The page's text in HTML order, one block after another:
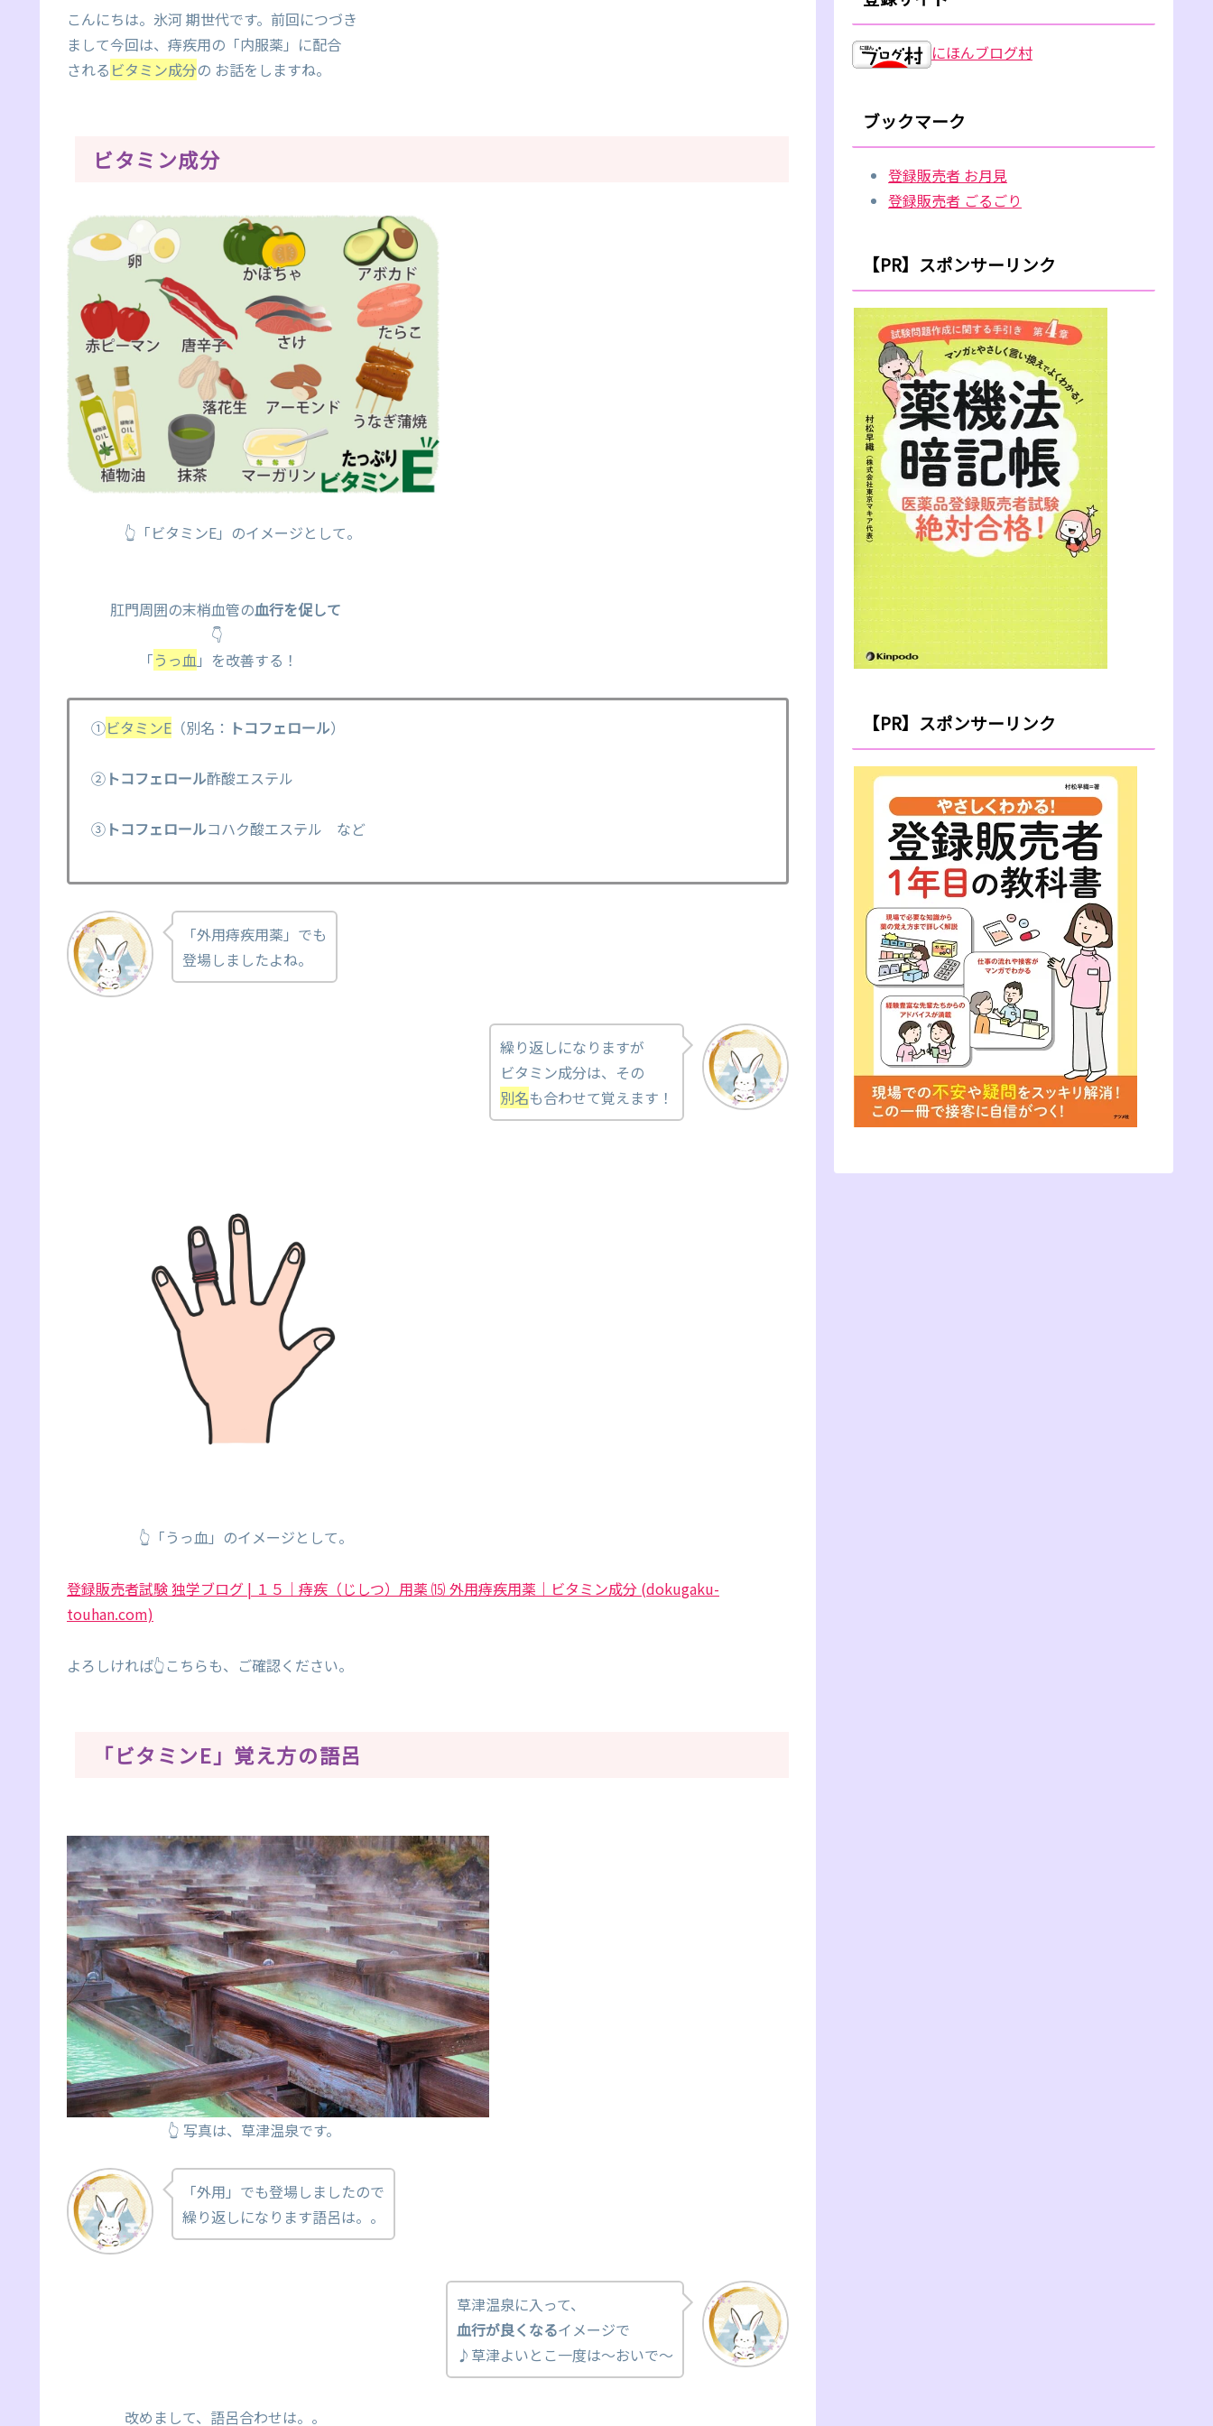
こんにちは。氷河 期世代です。前回につづき
まして今回は、痔疾用の「内服薬」に配合
される ビタミン成分の お話をしますね。
ビタミン成分
👆「ビタミンE」のイメージとして。
肛門周囲の末梢血管の血行を促して
👇
「うっ血 」を改善する！
①ビタミンE （別名： トコフェロール）
② トコフェロール酢酸エステル
③ トコフェロールコハク酸エステル など
「外用痔疾用薬」でも
登場しましたよね。
繰り返しになりますが
ビタミン成分は、その
別名も合わせて覚えます！
👆「うっ血」のイメージとして。
登録販売者試験 独学ブログ | １５｜痔疾（じしつ）用薬 ⒂ 外用痔疾用薬｜ビタミン成分 (dokugaku-
touhan.com)
よろしければ👆こちらも、ご確認ください。
「ビタミンE」覚え方の語呂
👆 写真は、草津温泉です。
「外用」でも登場しましたので
繰り返しになります語呂は。。
草津温泉に入って、
血行が良くなるイメージで
♪草津よいとこ一度は～おいで～
改めまして、語呂合わせは。。
にほんブログ村
ブックマーク
登録販売者 お月見
登録販売者 ごるごり
【PR】スポンサーリンク
【PR】スポンサーリンク